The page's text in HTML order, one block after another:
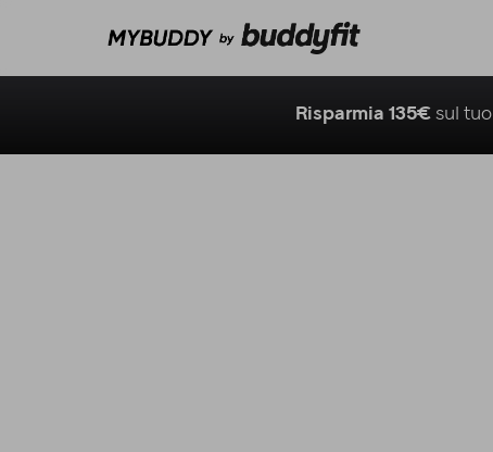
Risparmia 135€ sul tuo